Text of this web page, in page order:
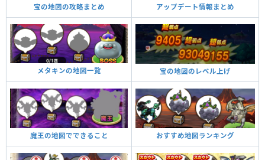
宝の地図の攻略まとめ アップデート情報まとめ
メタキンの地図一覧 宝の地図のレベル上げ
魔王の地図でできること おすすめ地図ランキング